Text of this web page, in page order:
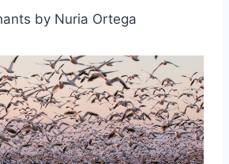
by Nuria Ortega